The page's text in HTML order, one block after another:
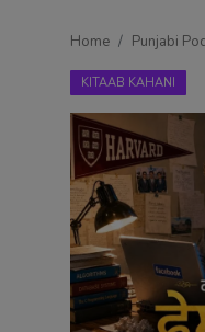
Punjabi Podcast
Kitaab Kahani
Sponsors
Matrimonial
Home Punjabi
KITAAB KAHANI